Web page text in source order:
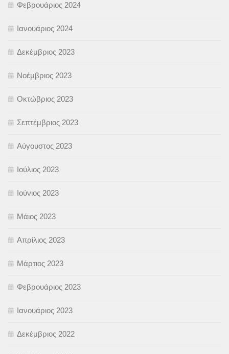
Φεβρουάριος 2024
Ιανουάριος 2024
Δεκέμβριος 2023
Νοέμβριος 2023
Οκτώβριος 2023
Σεπτέμβριος 2023
Αύγουστος 2023
Ιούλιος 2023
Ιούνιος 2023
Μάιος 2023
Απρίλιος 2023
Μάρτιος 2023
Φεβρουάριος 2023
Ιανουάριος 2023
Δεκέμβριος 2022